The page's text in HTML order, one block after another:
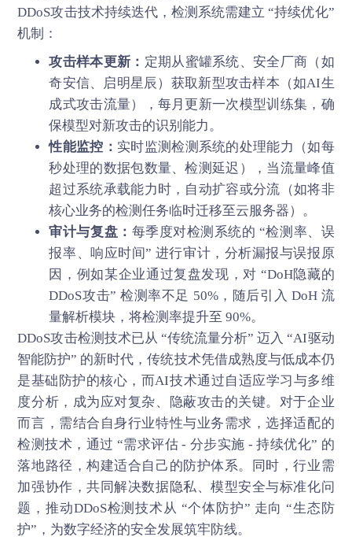
DDoS攻击技术持续迭代，检测系统需建立 “持续优化”
机制：
攻击样本更新： 定期从蜜罐系统、安全厂商（如
奇安信、启明星辰）获取新型攻击样本（如AI生
成式攻击流量），每月更新一次模型训练集，确
保模型对新攻击的识别能力。
性能监控： 实时监测检测系统的处理能力（如每
秒处理的数据包数量、检测延迟），当流量峰值
超过系统承载能力时，自动扩容或分流（如将非
核心业务的检测任务临时迁移至云服务器）。
审计与复盘： 每季度对检测系统的 “检测率、误
报率、响应时间” 进行审计，分析漏报与误报原
因，例如某企业通过复盘发现，对 “DoH隐藏的
DDoS攻击” 检测率不足 50%，随后引入 DoH 流
量解析模块，将检测率提升至 90%。
DDoS攻击检测技术已从 “传统流量分析” 迈入 “AI驱动
智能防护” 的新时代，传统技术凭借成熟度与低成本仍
是基础防护的核心，而AI技术通过自适应学习与多维
度分析，成为应对复杂、隐蔽攻击的关键。对于企业
而言，需结合自身行业特性与业务需求，选择适配的
检测技术，通过 “需求评估 - 分步实施 - 持续优化” 的
落地路径，构建适合自己的防护体系。同时，行业需
加强协作，共同解决数据隐私、模型安全与标准化问
题，推动DDoS检测技术从 “个体防护” 走向 “生态防
护”，为数字经济的安全发展筑牢防线。